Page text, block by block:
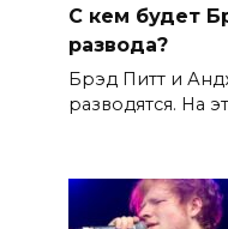
С кем будет
развода?
Брэд Питт и
разводятся. На